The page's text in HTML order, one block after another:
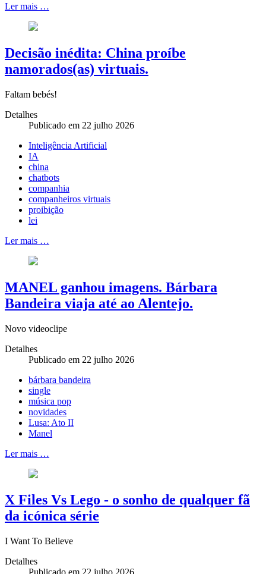
Ler mais …
Decisão inédita: China proíbe
namorados(as) virtuais.
Faltam bebés!
Detalhes
Publicado em 22 julho 2026
Inteligência Artificial
IA
china
chatbots
companhia
companheiros virtuais
proibição
lei
Ler mais …
MANEL ganhou imagens. Bárbara
Bandeira viaja até ao Alentejo.
Novo videoclipe
Detalhes
Publicado em 22 julho 2026
bárbara bandeira
single
música pop
novidades
Lusa: Ato II
Manel
Ler mais …
X Files Vs Lego - o sonho de qualquer fã
da icónica série
I Want To Believe
Detalhes